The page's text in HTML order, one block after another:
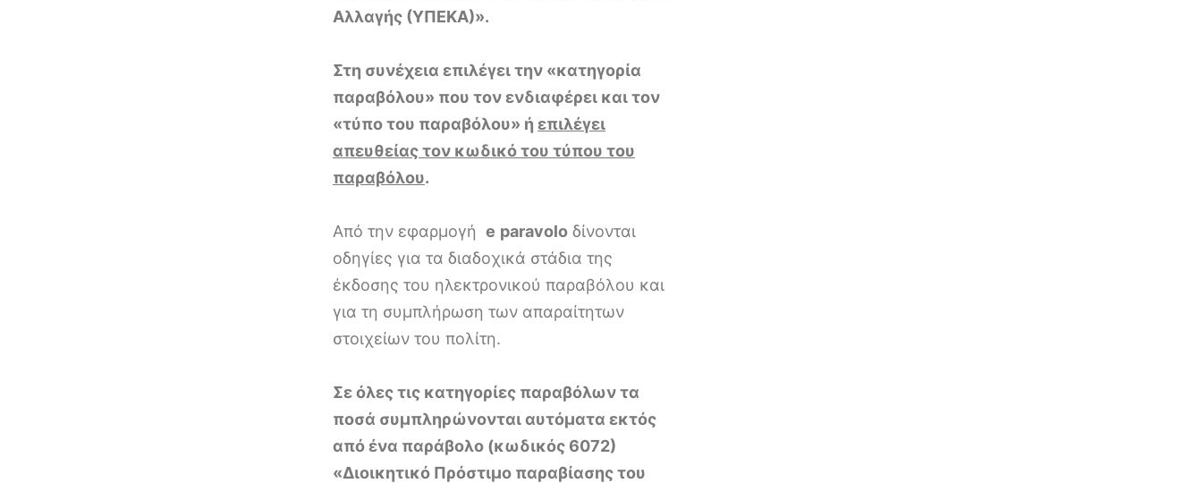
Αλλαγής (ΥΠΕΚΑ)».
Στη συνέχεια επιλέγει την «κατηγορία
παραβόλου» που τον ενδιαφέρει και τον
«τύπο του παραβόλου» ή επιλέγει
απευθείας τον κωδικό του τύπου του
παραβόλου.
Από την εφαρμογή e paravolo δίνονται
οδηγίες για τα διαδοχικά στάδια της
έκδοσης του ηλεκτρονικού παραβόλου και
για τη συμπλήρωση των απαραίτητων
στοιχείων του πολίτη.
Σε όλες τις κατηγορίες παραβόλων τα
ποσά συμπληρώνονται αυτόματα εκτός
από ένα παράβολο (κωδικός 6072)
«Διοικητικό Πρόστιμο παραβίασης του